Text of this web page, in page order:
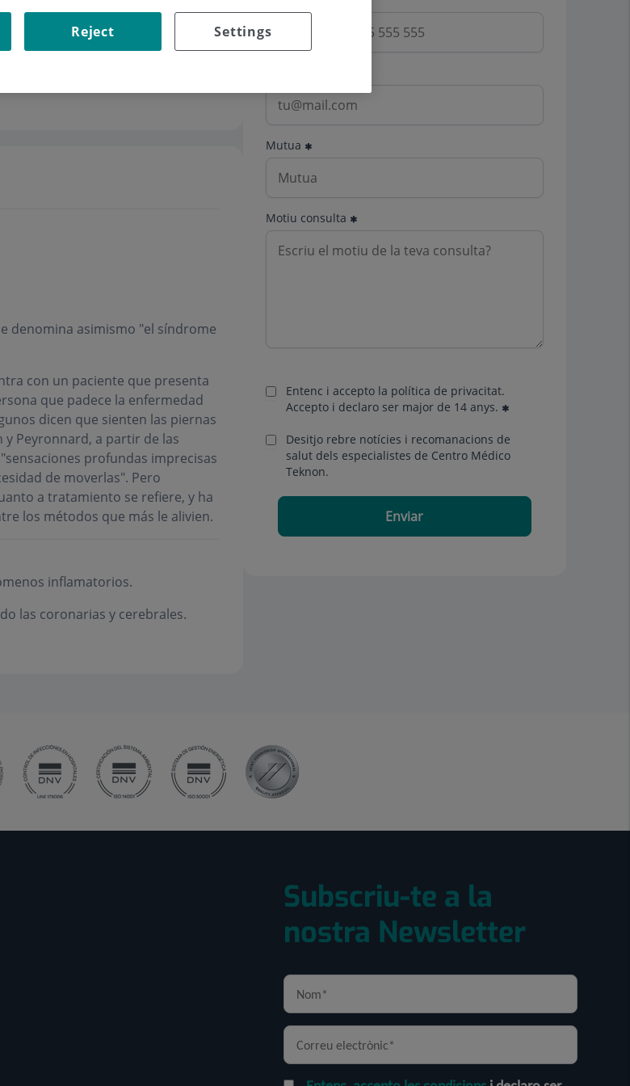
denomina asimismo "el síndrome
con un paciente que presenta
que padece la enfermedad
dicen que sienten las piernas
y Peyronnard, a partir de las
profundas imprecisas
de moverlas". Pero
a tratamiento se refiere, y ha
los métodos que más le alivien.
inflamatorios.
las coronarias y cerebrales.
Mutua
Motiu consulta
Entenc i accepto la política de privacitat.
Accepto i declaro ser major de 14 anys.
Desitjo rebre notícies i recomanacions de
salut dels especialistes de Centro Médico
Teknon.
Enviar
Subscriu-te a la
nostra Newsletter
Settings
Reject